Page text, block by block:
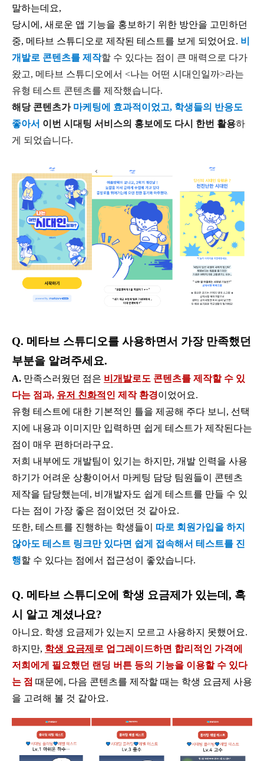
말하는데요,
당시에, 새로운 앱 기능을 홍보하기 위한 방안을 고민하던
중, 메타브 스튜디오로 제작된 테스트를 보게 되었어요. 비
개발로 콘텐츠를 제작할 수 있다는 점이 큰 매력으로 다가
왔고, 메타브 스튜디오에서 <나는 어떤 시대인일까>라는
유형 테스트 콘텐츠를 제작했습니다.
해당 콘텐츠가 마케팅에 효과적이었고, 학생들의 반응도
좋아서 이번 시대팅 서비스의 홍보에도 다시 한번 활용하
게 되었습니다.
Q. 메타브 스튜디오를 사용하면서 가장 만족했던
부분을 알려주세요.
A. 만족스러웠던 점은 비개발로도 콘텐츠를 제작할 수 있
다는 점과, 유저 친화적 인 제작 환경이었어요.
유형 테스트에 대한 기본적인 틀을 제공해 주다 보니, 선택
지에 내용과 이미지만 입력하면 쉽게 테스트가 제작된다는
점이 매우 편하더라구요.
저희 내부에도 개발팀이 있기는 하지만, 개발 인력을 사용
하기가 어려운 상황이어서 마케팅 담당 팀원들이 콘텐츠
제작을 담당했는데, 비개발자도 쉽게 테스트를 만들 수 있
다는 점이 가장 좋은 점이었던 것 같아요.
또한, 테스트를 진행하는 학생들이
따로 회원가입을 하지
않아도 테스트 링크만 있다면 쉽게 접속해서 테스트를 진
행할 수 있다는 점에서 접근성이 좋았습니다.
Q. 메타브 스튜디오에 학생 요금제가 있는데, 혹
시 알고 계셨나요?
아니요. 학생 요금제가 있는지 모르고 사용하지 못했어요.
하지만, 학생 요금제 로 업그레이드하면 합리적인 가격에
저희에게 필요했던 랜딩 버튼 등의 기능을 이용할 수 있다
는 점 때문에, 다음 콘텐츠를 제작할 때는 학생 요금제 사용
을 고려해 볼 것 같아요.